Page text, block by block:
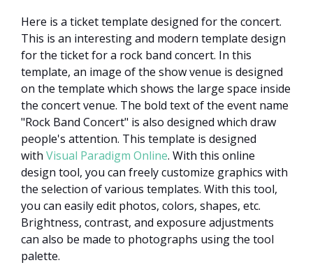
Here is a ticket template designed for the concert.
This is an interesting and modern template design
for the ticket for a rock band concert. In this
template, an image of the show venue is designed
on the template which shows the large space inside
the concert venue. The bold text of the event name
"Rock Band Concert" is also designed which draw
people's attention. This template is designed
with Visual Paradigm Online. With this online
design tool, you can freely customize graphics with
the selection of various templates. With this tool,
you can easily edit photos, colors, shapes, etc.
Brightness, contrast, and exposure adjustments
can also be made to photographs using the tool
palette.